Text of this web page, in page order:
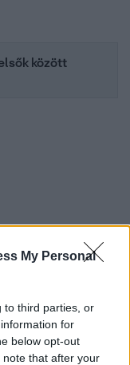
My Personal
to third parties, or
for
below opt-out
that after your
között